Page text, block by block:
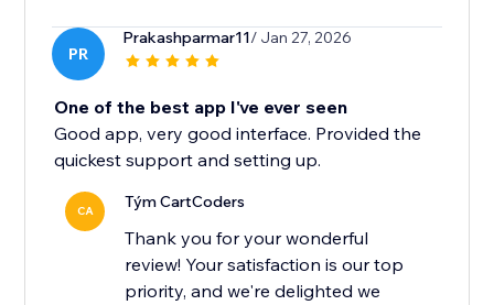
PR
Prakashparmar11/ Jan 27, 2026
One of the best app I've ever seen
Good app, very good interface. Provided the
quickest support and setting up.
CA Tým CartCoders
Thank you for your wonderful
review! Your satisfaction is our top
priority, and we're delighted we